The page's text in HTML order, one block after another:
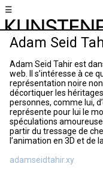
☰
Adam Seid
Adam Seid Tahir est
web. Il s’intéresse à ce
représentation noire
décortiquer les
personnes, comme lui,
représente pour lui le
spéculations
partir du tressage de
l’animation en 3D et de
adamseidtahir.xy